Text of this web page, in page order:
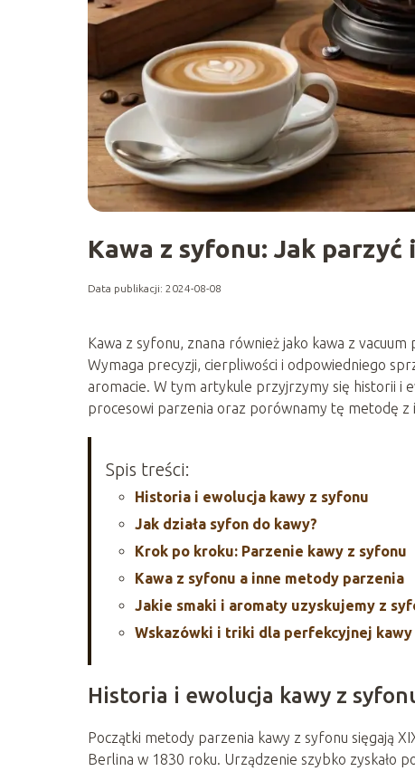
Kawa z syfonu: Jak
Data publikacji: 2024-08-08
Kawa z syfonu, znana również jako kawa z
Wymaga precyzji, cierpliwości i odpowiedniego
aromacie. W tym artykule przyjrzymy się historii i
procesowi parzenia oraz porównamy tę metodę z
Spis treści:
Historia i ewolucja kawy z syfonu
Jak działa syfon do kawy?
Krok po kroku: Parzenie kawy z syfonu
Kawa z syfonu a inne metody parzenia
Jakie smaki i aromaty uzyskujemy z
Wskazówki i triki dla perfekcyjnej kawy
Historia i ewolucja kawy z
Początki metody parzenia kawy z syfonu sięgają
Berlina w 1830 roku. Urządzenie szybko zyskało